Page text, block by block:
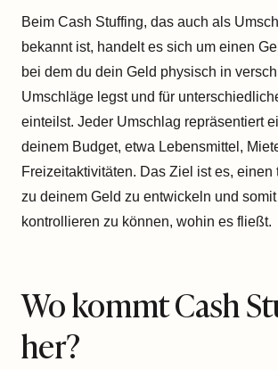
Beim Cash Stuffing, das auch als
bekannt ist, handelt es sich um einen
bei dem du dein Geld physisch in
Umschläge legst und für
einteilst. Jeder Umschlag repräsentiert
deinem Budget, etwa Lebensmittel,
Freizeitaktivitäten. Das Ziel ist es, einen
zu deinem Geld zu entwickeln und
kontrollieren zu können, wohin es fließt.
Wo kommt Cash
her?